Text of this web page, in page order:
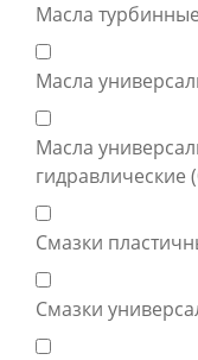
Масла
Масла
Масла
гидравлические (
Смазки
Смазки